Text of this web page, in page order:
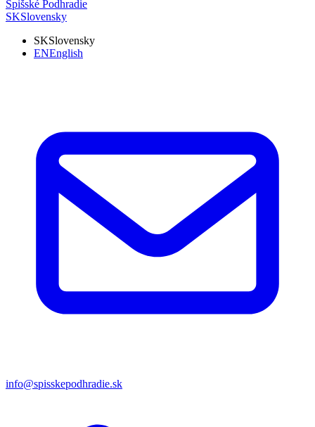
Spišské Podhradie
SKSlovensky
SKSlovensky
ENEnglish
info@spisskepodhradie.sk